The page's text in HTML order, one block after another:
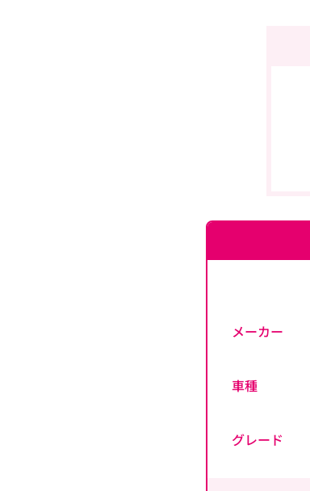
メーカー
車種
グレード